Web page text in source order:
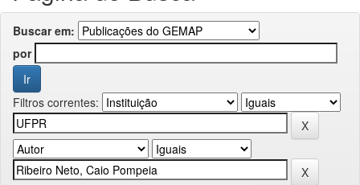
Buscar em:
por
Filtros correntes: